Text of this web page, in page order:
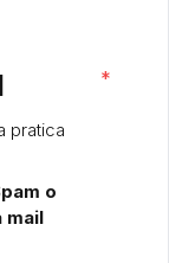
pratica
o
mail
*